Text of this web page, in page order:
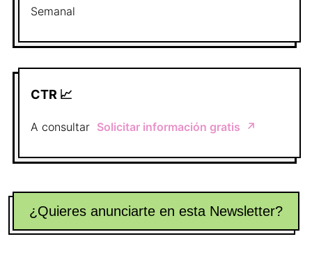
Semanal
CTR 📈
A consultar Solicitar información gratis ↗️
¿Quieres anunciarte en esta Newsletter?